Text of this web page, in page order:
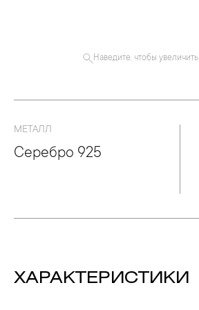
Наведите, чтобы увеличить
МЕТАЛЛ
Серебро 925
ХАРАКТЕРИСТИКИ